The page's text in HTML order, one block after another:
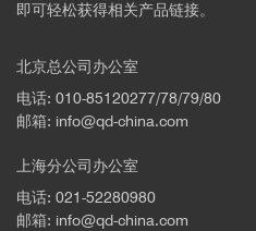
即可轻松获得相关产品链接。
北京总公司办公室
电话: 010-85120277/78/79/80
邮箱: info@qd-china.com
上海分公司办公室
电话: 021-52280980
邮箱: info@qd-china.com